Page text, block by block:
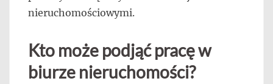
nieruchomościowymi.
Kto może podjąć pracę w
biurze nieruchomości?